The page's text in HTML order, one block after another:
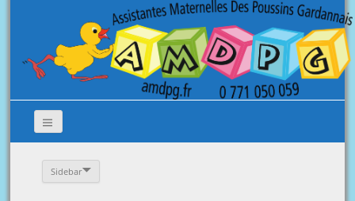
Sidebar